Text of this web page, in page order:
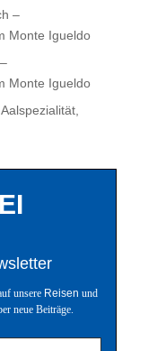
–
Monte Igueldo
Monte Igueldo
unsere Reisen und
neue Beiträge.